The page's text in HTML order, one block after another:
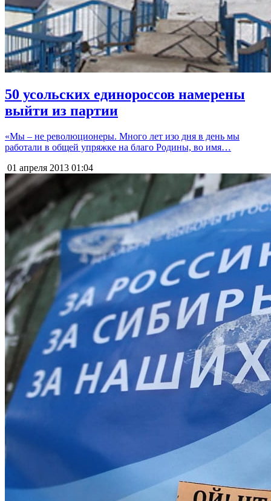
50 усольских единороссов намерены
выйти из партии
«Мы – не революционеры. Много лет изо дня в день мы
работали в общей упряжке на благо Родины, во имя…
01 апреля 2013 01:04